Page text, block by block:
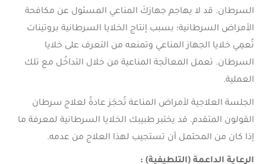
السرطان. قد لا يهاجم جهازكَ المناعي المسئول عن مكافحة
الأمراض السرطانية؛ بسبب إنتاج الخلايا السرطانية بروتينات
تُعمِي خلايا الجهاز المناعي وتمنعه من التعرف على خلايا
السرطان. تعمل المعالَجة المناعية من خلال التداخُل مع تلك
العملية.
الجلسة العلاجية لأمراض المناعة تُحجَز عادةً لعلاج سرطان
القولون المتقدم. قد يختبر طبيبك الخلايا السرطانية لمعرفة ما
إذا كان من المحتمل أن تستجيب لهذا العلاج من عدمه.
الرعاية الداعمة (التلطيفية) :